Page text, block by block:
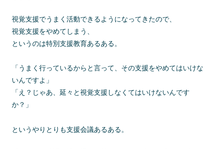
視覚支援でうまく活動できるようになってきたので、
視覚支援をやめてしまう、
というのは特別支援教育あるある。
「うまく行っているからと言って、その支援をやめてはいけな
いんですよ」
「え？じゃあ、延々と視覚支援しなくてはいけないんです
か？」
というやりとりも支援会議あるある。